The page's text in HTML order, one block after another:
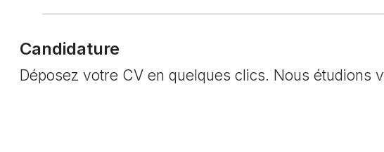
Candidature
Déposez votre CV en quelques clics. Nous étudions